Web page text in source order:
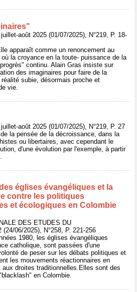
août 2025 (01/07/2025), N°219, P. 18-
apparaît comme un renoncement au
la croyance en la toute- puissance de la
continu. Alain Gras insiste sur
des imaginaires pour faire de la
subie, désormais proche et
vie.
août 2025 (01/07/2025), N°219, P. 27
la pensée de la décroissance, dans la
ou libertaires, avec cependant le
d'une évolution par l'exemple, à partir
églises évangéliques et la
contre les politiques
et écologiques en Colombie
DES ETUDES DU
06/2025), N°258, P. 221-256
1980, les églises évangéliques
catholique, sont passées d'une
de peser sur les débats politiques et
les mouvements réactionnaires en
droites traditionnelles.Elles sont des
en Colombie.